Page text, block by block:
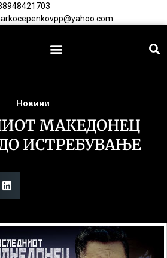
Новини
МАКЕДОНЕЦ
ИСТРЕБУВАЊЕ